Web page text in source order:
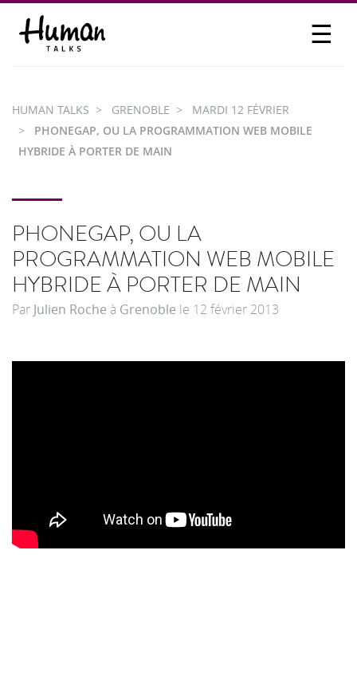
☰
PARTICIPER
HUMAN TALKS GRENOBLE
MARDI 12 FÉVRIER
PHONEGAP, OU LA PROGRAMMATION WEB MOBILE
HYBRIDE À PORTER DE MAIN
PHONEGAP, OU LA
PROGRAMMATION WEB MOBILE
HYBRIDE À PORTER DE MAIN
Par Julien Roche à Grenoble le 12 février 2013